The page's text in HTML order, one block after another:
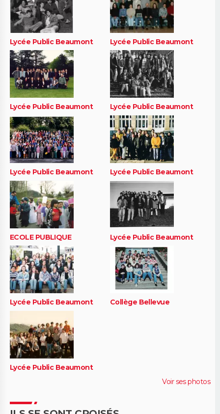
Lycée Public Beaumont Lycée Public Beaumont
Lycée Public Beaumont Lycée Public Beaumont
Lycée Public Beaumont Lycée Public Beaumont
ECOLE PUBLIQUE Lycée Public Beaumont
Lycée Public Beaumont Collège Bellevue
Lycée Public Beaumont
Voir ses photos